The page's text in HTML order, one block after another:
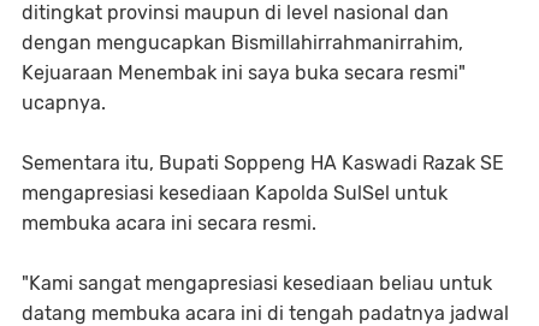
ditingkat provinsi maupun di level nasional dan
dengan mengucapkan Bismillahirrahmanirrahim,
Kejuaraan Menembak ini saya buka secara resmi"
ucapnya.
Sementara itu, Bupati Soppeng HA Kaswadi Razak SE
mengapresiasi kesediaan Kapolda SulSel untuk
membuka acara ini secara resmi.
"Kami sangat mengapresiasi kesediaan beliau untuk
datang membuka acara ini di tengah padatnya jadwal